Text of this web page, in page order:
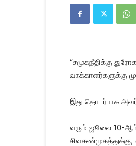
“சமூகநீதிக்கு
வாக்காளர்களுக்கு
இது தொடர்பாக
வரும் ஜூலை 10-ஆம்